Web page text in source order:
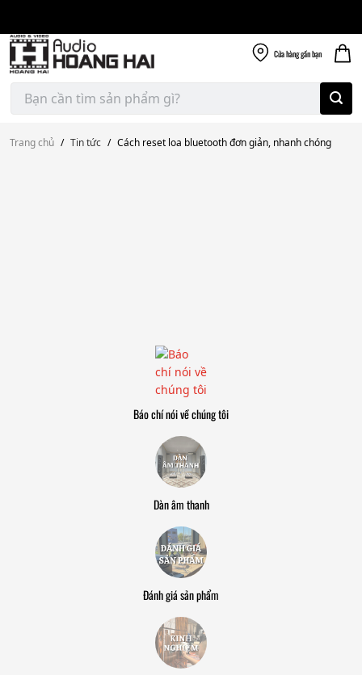
content
Cửa hànggần bạn
Tìm
kiếm:
Trang chủ / Tin tức / Cách reset loa bluetooth đơn giản, nhanh chóng
Báo chí nói về chúng tôi
Dàn âm thanh
Đánh giá sản phẩm